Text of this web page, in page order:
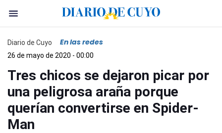
Diario de Cuyo En las redes
26 de mayo de 2020 - 00:00
Tres chicos se dejaron picar por
una peligrosa araña porque
querían convertirse en Spider-
Man